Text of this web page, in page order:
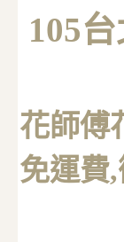
105
花師傅
免運費